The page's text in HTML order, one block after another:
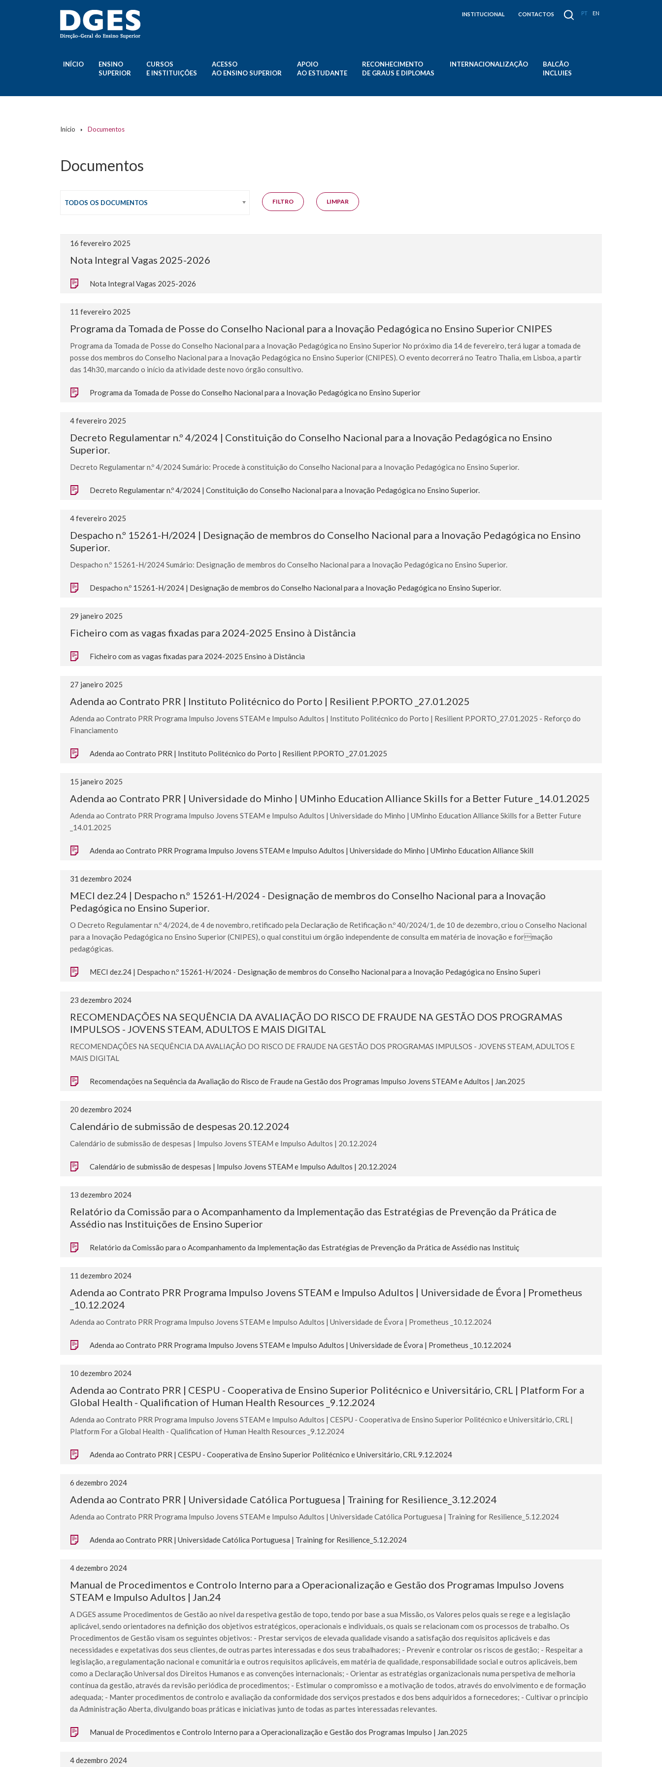
INSTITUCIONAL CONTACTOS PT EN
INÍCIO
ENSINO
SUPERIOR
CURSOS
E INSTITUIÇÕES
ACESSO
AO ENSINO SUPERIOR
APOIO
AO ESTUDANTE
RECONHECIMENTO
DE GRAUS E DIPLOMAS
INTERNACIONALIZAÇÃO
BALCÃO
INCLUIES
Início Documentos
Documentos
TODOS OS DOCUMENTOS
16 fevereiro 2025
Nota Integral Vagas 2025-2026
Nota Integral Vagas 2025-2026
11 fevereiro 2025
Programa da Tomada de Posse do Conselho Nacional para a Inovação Pedagógica no Ensino Superior CNIPES
Programa da Tomada de Posse do Conselho Nacional para a Inovação Pedagógica no Ensino Superior No próximo dia 14 de fevereiro, terá lugar a tomada de
posse dos membros do Conselho Nacional para a Inovação Pedagógica no Ensino Superior (CNIPES). O evento decorrerá no Teatro Thalia, em Lisboa, a partir
das 14h30, marcando o início da atividade deste novo órgão consultivo.
Programa da Tomada de Posse do Conselho Nacional para a Inovação Pedagógica no Ensino Superior
4 fevereiro 2025
Decreto Regulamentar n.º 4/2024 | Constituição do Conselho Nacional para a Inovação Pedagógica no Ensino
Superior.
Decreto Regulamentar n.º 4/2024 Sumário: Procede à constituição do Conselho Nacional para a Inovação Pedagógica no Ensino Superior.
Decreto Regulamentar n.º 4/2024 | Constituição do Conselho Nacional para a Inovação Pedagógica no Ensino Superior.
4 fevereiro 2025
Despacho n.º 15261-H/2024 | Designação de membros do Conselho Nacional para a Inovação Pedagógica no Ensino
Superior.
Despacho n.º 15261-H/2024 Sumário: Designação de membros do Conselho Nacional para a Inovação Pedagógica no Ensino Superior.
Despacho n.º 15261-H/2024 | Designação de membros do Conselho Nacional para a Inovação Pedagógica no Ensino Superior.
29 janeiro 2025
Ficheiro com as vagas fixadas para 2024-2025 Ensino à Distância
Ficheiro com as vagas fixadas para 2024-2025 Ensino à Distância
27 janeiro 2025
Adenda ao Contrato PRR | Instituto Politécnico do Porto | Resilient P.PORTO _27.01.2025
Adenda ao Contrato PRR Programa Impulso Jovens STEAM e Impulso Adultos | Instituto Politécnico do Porto | Resilient P.PORTO_27.01.2025 - Reforço do
Financiamento
Adenda ao Contrato PRR | Instituto Politécnico do Porto | Resilient P.PORTO _27.01.2025
15 janeiro 2025
Adenda ao Contrato PRR | Universidade do Minho | UMinho Education Alliance Skills for a Better Future _14.01.2025
Adenda ao Contrato PRR Programa Impulso Jovens STEAM e Impulso Adultos | Universidade do Minho | UMinho Education Alliance Skills for a Better Future
_14.01.2025
Adenda ao Contrato PRR Programa Impulso Jovens STEAM e Impulso Adultos | Universidade do Minho | UMinho Education Alliance Skill
31 dezembro 2024
MECI dez.24 | Despacho n.º 15261-H/2024 - Designação de membros do Conselho Nacional para a Inovação
Pedagógica no Ensino Superior.
O Decreto Regulamentar n.º 4/2024, de 4 de novembro, retificado pela Declaração de Retificação n.º 40/2024/1, de 10 de dezembro, criou o Conselho Nacional
para a Inovação Pedagógica no Ensino Superior (CNIPES), o qual constitui um órgão independente de consulta em matéria de inovação e formação
pedagógicas.
MECI dez.24 | Despacho n.º 15261-H/2024 - Designação de membros do Conselho Nacional para a Inovação Pedagógica no Ensino Superi
23 dezembro 2024
RECOMENDAÇÕES NA SEQUÊNCIA DA AVALIAÇÃO DO RISCO DE FRAUDE NA GESTÃO DOS PROGRAMAS
IMPULSOS - JOVENS STEAM, ADULTOS E MAIS DIGITAL
RECOMENDAÇÕES NA SEQUÊNCIA DA AVALIAÇÃO DO RISCO DE FRAUDE NA GESTÃO DOS PROGRAMAS IMPULSOS - JOVENS STEAM, ADULTOS E
MAIS DIGITAL
Recomendações na Sequência da Avaliação do Risco de Fraude na Gestão dos Programas Impulso Jovens STEAM e Adultos | Jan.2025
20 dezembro 2024
Calendário de submissão de despesas 20.12.2024
Calendário de submissão de despesas | Impulso Jovens STEAM e Impulso Adultos | 20.12.2024
Calendário de submissão de despesas | Impulso Jovens STEAM e Impulso Adultos | 20.12.2024
13 dezembro 2024
Relatório da Comissão para o Acompanhamento da Implementação das Estratégias de Prevenção da Prática de
Assédio nas Instituições de Ensino Superior
Relatório da Comissão para o Acompanhamento da Implementação das Estratégias de Prevenção da Prática de Assédio nas Instituiç
11 dezembro 2024
Adenda ao Contrato PRR Programa Impulso Jovens STEAM e Impulso Adultos | Universidade de Évora | Prometheus
_10.12.2024
Adenda ao Contrato PRR Programa Impulso Jovens STEAM e Impulso Adultos | Universidade de Évora | Prometheus _10.12.2024
Adenda ao Contrato PRR Programa Impulso Jovens STEAM e Impulso Adultos | Universidade de Évora | Prometheus _10.12.2024
10 dezembro 2024
Adenda ao Contrato PRR | CESPU - Cooperativa de Ensino Superior Politécnico e Universitário, CRL | Platform For a
Global Health - Qualification of Human Health Resources _9.12.2024
Adenda ao Contrato PRR Programa Impulso Jovens STEAM e Impulso Adultos | CESPU - Cooperativa de Ensino Superior Politécnico e Universitário, CRL |
Platform For a Global Health - Qualification of Human Health Resources _9.12.2024
Adenda ao Contrato PRR | CESPU - Cooperativa de Ensino Superior Politécnico e Universitário, CRL 9.12.2024
6 dezembro 2024
Adenda ao Contrato PRR | Universidade Católica Portuguesa | Training for Resilience_3.12.2024
Adenda ao Contrato PRR Programa Impulso Jovens STEAM e Impulso Adultos | Universidade Católica Portuguesa | Training for Resilience_5.12.2024
Adenda ao Contrato PRR | Universidade Católica Portuguesa | Training for Resilience_5.12.2024
4 dezembro 2024
Manual de Procedimentos e Controlo Interno para a Operacionalização e Gestão dos Programas Impulso Jovens
STEAM e Impulso Adultos | Jan.24
A DGES assume Procedimentos de Gestão ao nível da respetiva gestão de topo, tendo por base a sua Missão, os Valores pelos quais se rege e a legislação
aplicável, sendo orientadores na definição dos objetivos estratégicos, operacionais e individuais, os quais se relacionam com os processos de trabalho. Os
Procedimentos de Gestão visam os seguintes objetivos: - Prestar serviços de elevada qualidade visando a satisfação dos requisitos aplicáveis e das
necessidades e expetativas dos seus clientes, de outras partes interessadas e dos seus trabalhadores; - Prevenir e controlar os riscos de gestão; - Respeitar a
legislação, a regulamentação nacional e comunitária e outros requisitos aplicáveis, em matéria de qualidade, responsabilidade social e outros aplicáveis, bem
como a Declaração Universal dos Direitos Humanos e as convenções internacionais; - Orientar as estratégias organizacionais numa perspetiva de melhoria
contínua da gestão, através da revisão periódica de procedimentos; - Estimular o compromisso e a motivação de todos, através do envolvimento e de formação
adequada; - Manter procedimentos de controlo e avaliação da conformidade dos serviços prestados e dos bens adquiridos a fornecedores; - Cultivar o princípio
da Administração Aberta, divulgando boas práticas e iniciativas junto de todas as partes interessadas relevantes.
Manual de Procedimentos e Controlo Interno para a Operacionalização e Gestão dos Programas Impulso | Jan.2025
4 dezembro 2024
Páginas